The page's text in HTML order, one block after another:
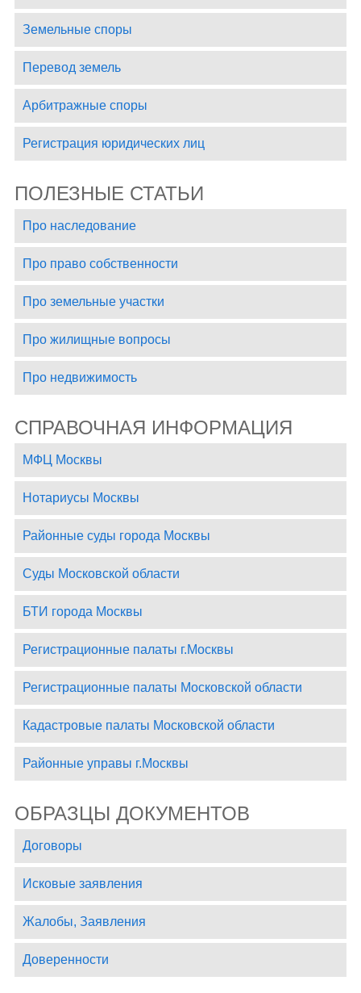
Земельные споры
Перевод земель
Арбитражные споры
Регистрация юридических лиц
ПОЛЕЗНЫЕ СТАТЬИ
Про наследование
Про право собственности
Про земельные участки
Про жилищные вопросы
Про недвижимость
СПРАВОЧНАЯ ИНФОРМАЦИЯ
МФЦ Москвы
Нотариусы Москвы
Районные суды города Москвы
Суды Московской области
БТИ города Москвы
Регистрационные палаты г.Москвы
Регистрационные палаты Московской области
Кадастровые палаты Московской области
Районные управы г.Москвы
ОБРАЗЦЫ ДОКУМЕНТОВ
Договоры
Исковые заявления
Жалобы, Заявления
Доверенности